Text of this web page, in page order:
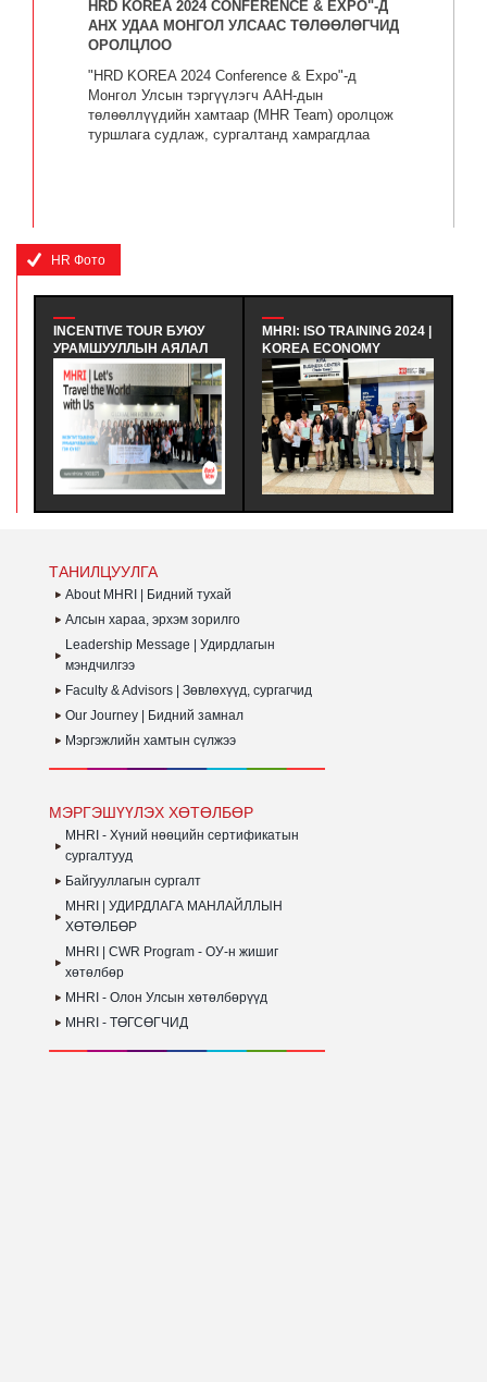
HRD KOREA 2024 CONFERENCE & EXPO"-Д
АНХ УДАА МОНГОЛ УЛСААС ТӨЛӨӨЛӨГЧИД
ОРОЛЦЛОО
"HRD KOREA 2024 Conference & Expo"-д
Монгол Улсын тэргүүлэгч ААН-дын
төлөөллүүдийн хамтаар (MHR Team) оролцож
туршлага судлаж, сургалтанд хамрагдлаа
HR Фото
TOUR БУЮУ
АЯЛАЛ
ЮУ ВЭ? - INCENTIVE
ГЭДЭГ НЬ
БИЗНЕС
ЭСВЭЛ
УРАМ
ӨГӨХ, ТЭДНИЙ
ҮНЭЛЭХ
ЗОХИОН
MHRI: ISO TRAINING 2024 |
KOREA ECONOMY
CERTIFICATION
REGISTRAR - БНСУ-Н
ЭДИЙН ЗАСГИЙН
ГЭРЧИЛГЭЭЖҮҮЛЭХ
ЗӨВЛӨЛИЙН
МЭРГЭШҮҮЛЭХ ТУСГАЙ
ХӨТӨЛБӨРТ ЗОЧИН
ТӨЛӨӨЛӨГЧӨӨР
ТАНИЛЦАЖ ТУРШЛАГА
ХӨТӨЛБӨР АМЖИЛТТАЙ
ЗОХИОН
МХНИ:
ҮЙЛ
БАГЦ
ҮЙЛ
ТАНИЛЦУУЛГА
About MHRI | Бидний тухай
Алсын хараа, эрхэм зорилго
Leadership Message | Удирдлагын
мэндчилгээ
Faculty & Advisors | Зөвлөхүүд, сургагчид
Our Journey | Бидний замнал
Мэргэжлийн хамтын сүлжээ
МЭРГЭШҮҮЛЭХ ХӨТӨЛБӨР
MHRI - Хүний нөөцийн сертификатын
сургалтууд
Байгууллагын сургалт
MHRI | УДИРДЛАГА МАНЛАЙЛЛЫН
ХӨТӨЛБӨР
MHRI | CWR Program - ОУ-н жишиг
хөтөлбөр
MHRI - Олон Улсын хөтөлбөрүүд
MHRI - ТӨГСӨГЧИД